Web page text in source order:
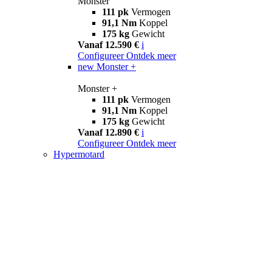
111 pk Vermogen
91,1 Nm Koppel
175 kg Gewicht
Vanaf 12.590 € i
Configureer Ontdek meer
new Monster +
Monster +
111 pk Vermogen
91,1 Nm Koppel
175 kg Gewicht
Vanaf 12.890 € i
Configureer Ontdek meer
Hypermotard